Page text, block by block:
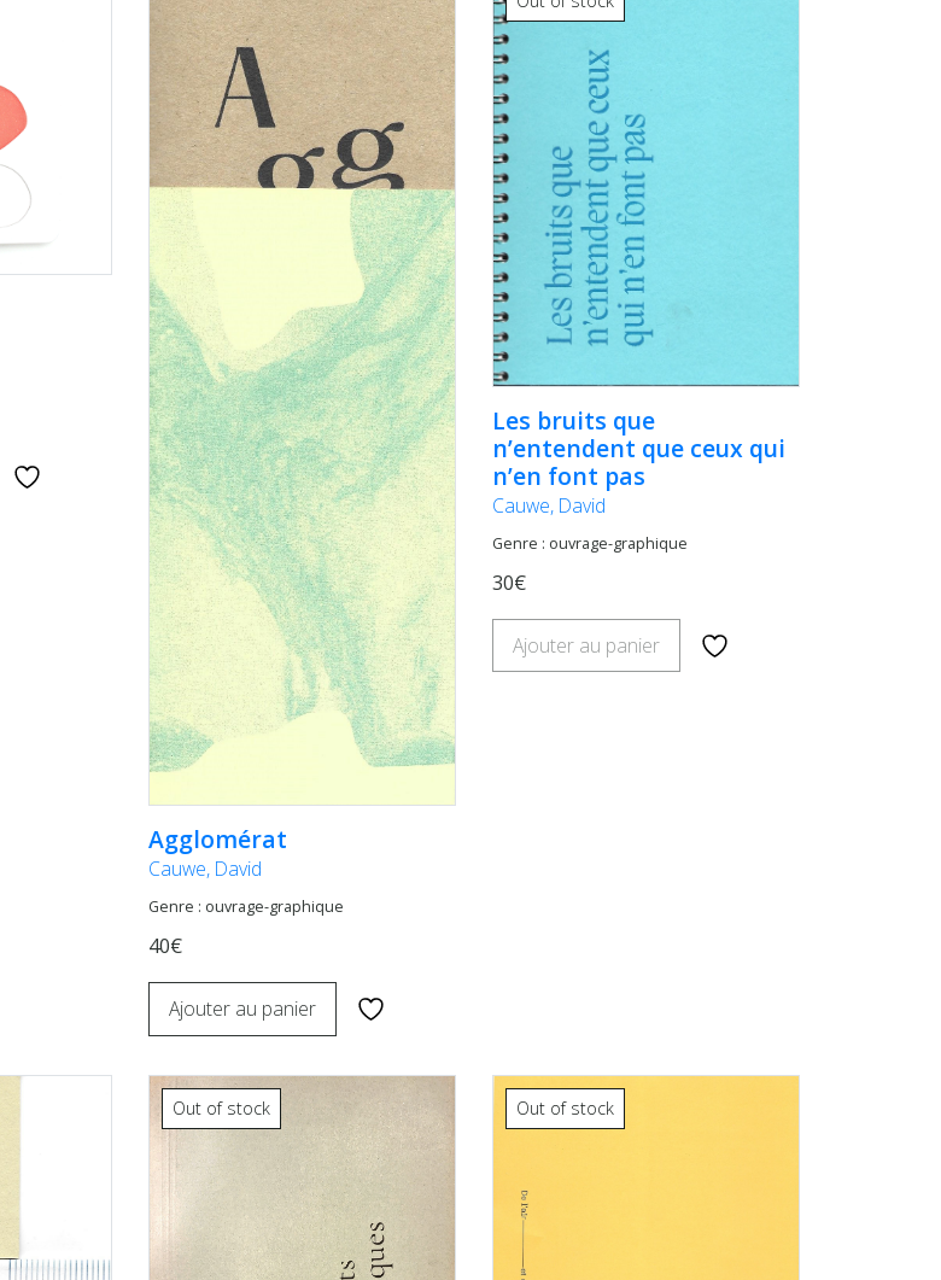
Agglomérat
Cauwe, David
Genre : ouvrage-graphique
40€
Ajouter au panier
Les bruits que
n’entendent que ceux qui
n’en font pas
Cauwe, David
Genre : ouvrage-graphique
30€
Ajouter au panier
Out of stock Out of stock